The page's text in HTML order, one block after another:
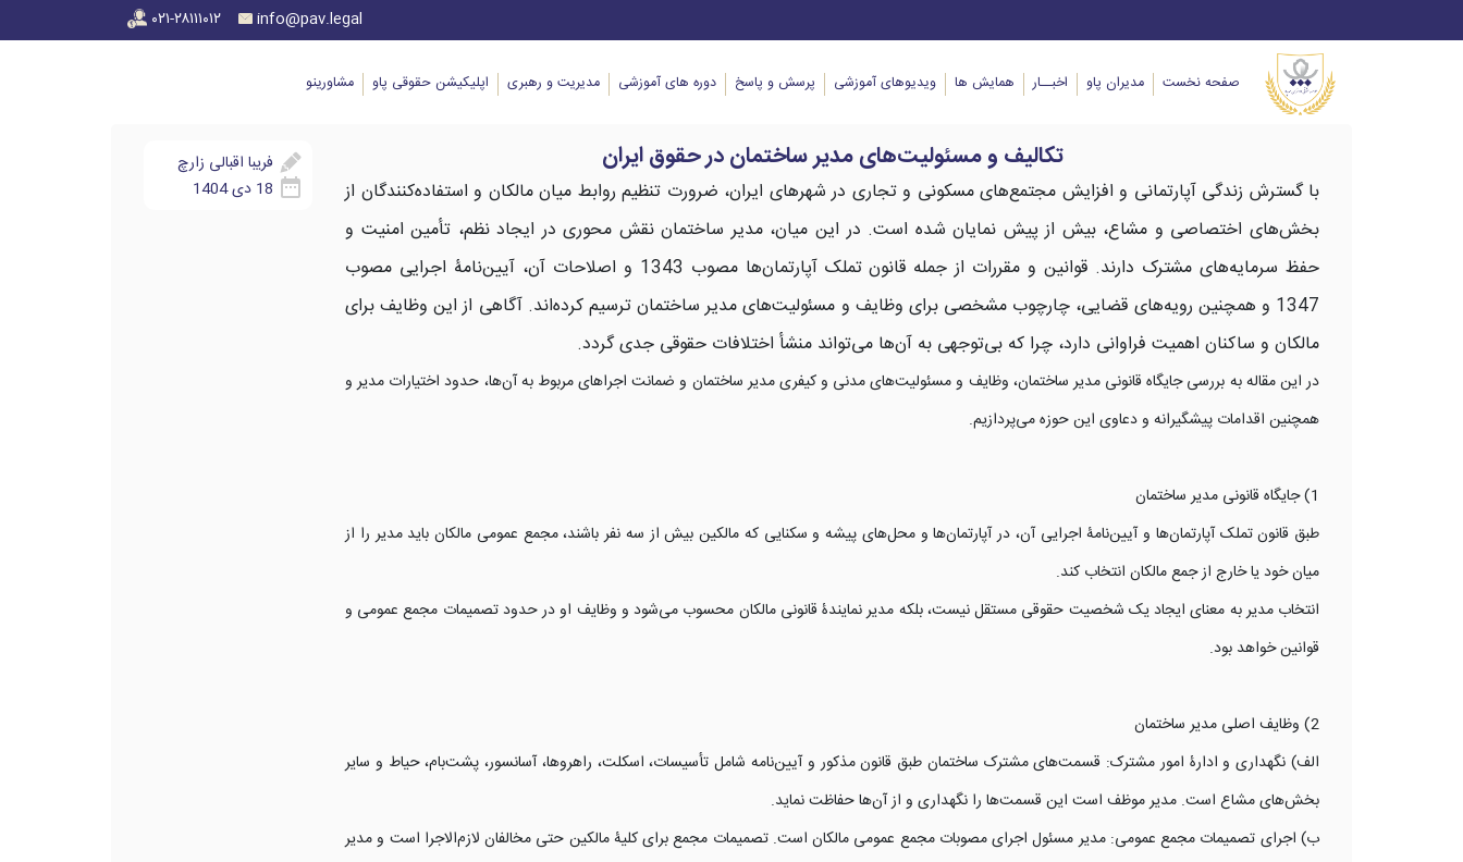
info@pav.legal ۰۲۱-۲۸۱۱۱۰۱۲
صفحه نخست مدیران پاو اخبــار همایش ها ویدیوهای آموزشی پرسش و پاسخ دوره های آموزشی مدیریت و رهبری اپلیکیشن حقوقی پاو مشاورینو
تکالیف و مسئولیت‌های مدیر ساختمان در حقوق ایران
با گسترش زندگی آپارتمانی و افزایش مجتمع‌های مسکونی و تجاری در شهرهای ایران، ضرورت تنظیم روابط میان مالکان و استفاده‌کنندگان از
بخش‌های اختصاصی و مشاع، بیش از پیش نمایان شده است. در این میان، مدیر ساختمان نقش محوری در ایجاد نظم، تأمین امنیت و
حفظ سرمایه‌های مشترک دارند. قوانین و مقررات از جمله قانون تملک آپارتمان‌ها مصوب 1343 و اصلاحات آن، آیین‌نامۀ اجرایی مصوب
1347 و همچنین رویه‌های قضایی، چارچوب مشخصی برای وظایف و مسئولیت‌های مدیر ساختمان ترسیم کرده‌اند. آگاهی از این وظایف برای
مالکان و ساکنان اهمیت فراوانی دارد، چرا که بی‌توجهی به آن‌ها می‌تواند منشأ اختلافات حقوقی جدی گردد.
در این مقاله به بررسی جایگاه قانونی مدیر ساختمان، وظایف و مسئولیت‌های مدنی و کیفری مدیر ساختمان و ضمانت اجراهای مربوط به آن‌ها، حدود اختیارات مدیر و
همچنین اقدامات پیشگیرانه و دعاوی این حوزه می‌پردازیم.
1) جایگاه قانونی مدیر ساختمان
طبق قانون تملک آپارتمان‌ها و آیین‌نامۀ اجرایی آن، در آپارتمان‌ها و محل‌های پیشه و سکنایی که مالکین بیش از سه نفر باشند، مجمع عمومی مالکان باید مدیر را از
میان خود یا خارج از جمع مالکان انتخاب کند.
انتخاب مدیر به معنای ایجاد یک شخصیت حقوقی مستقل نیست، بلکه مدیر نمایندۀ قانونی مالکان محسوب می‌شود و وظایف او در حدود تصمیمات مجمع عمومی و
قوانین خواهد بود.
2) وظایف اصلی مدیر ساختمان
الف) نگهداری و ادارۀ امور مشترک: قسمت‌های مشترک ساختمان طبق قانون مذکور و آیین‌نامه شامل تأسیسات، اسکلت، راهروها، آسانسور، پشت‌بام، حیاط و سایر
بخش‌های مشاع است. مدیر موظف است این قسمت‌ها را نگهداری و از آن‌ها حفاظت نماید.
ب) اجرای تصمیمات مجمع عمومی: مدیر مسئول اجرای مصوبات مجمع عمومی مالکان است. تصمیمات مجمع برای کلیۀ مالکین حتی مخالفان لازم‌الاجرا است و مدیر
فریبا اقبالی زارچ